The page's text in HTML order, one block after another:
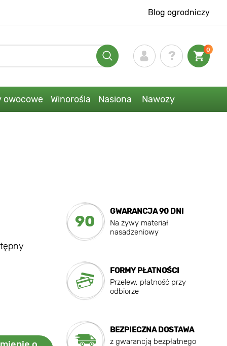
Blog ogrodniczy
0
owocowe Winorośla Nasiona Nawozy
90
GWARANCJA 90 DNI
Na żywy materiał
nasadzeniowy
FORMY PŁATNOŚCI
Przelew, płatność przy
odbiorze
BEZPIECZNA DOSTAWA
z gwarancją bezpłatnego